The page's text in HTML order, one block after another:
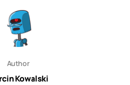
Author
Kowalski